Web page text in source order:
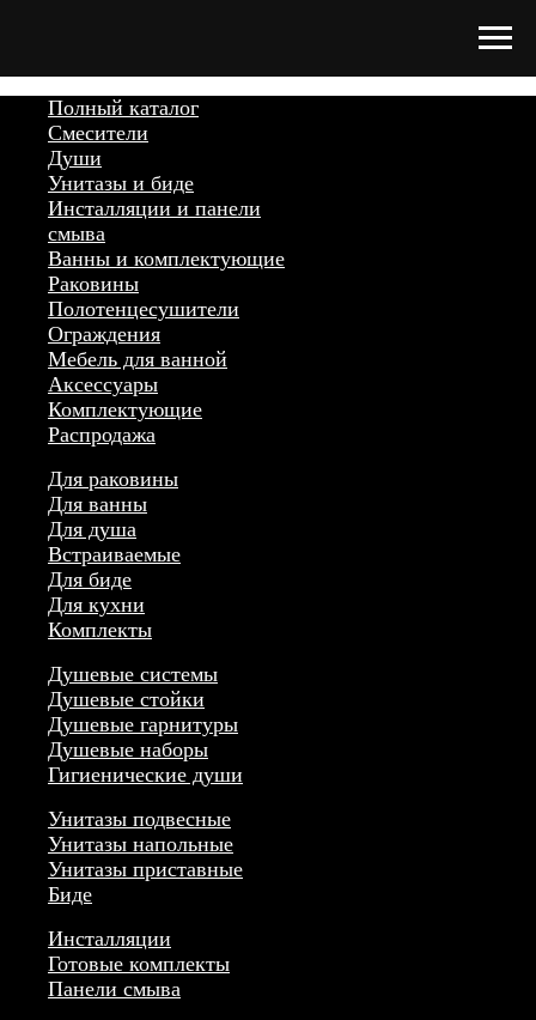
Полный каталог
Смесители
Души
Унитазы и биде
Инсталляции и панели
смыва
Ванны и комплектующие
Раковины
Полотенцесушители
Ограждения
Мебель для ванной
Аксессуары
Комплектующие
Распродажа
Для раковины
Для ванны
Для душа
Встраиваемые
Для биде
Для кухни
Комплекты
Душевые системы
Душевые стойки
Душевые гарнитуры
Душевые наборы
Гигиенические души
Унитазы подвесные
Унитазы напольные
Унитазы приставные
Биде
Инсталляции
Готовые комплекты
Панели смыва